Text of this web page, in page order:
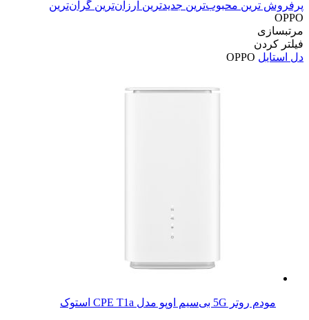
پرفروش ترین محبوب‌ترین جدیدترین ارزان‌ترین گران‌ترین
OPPO
مرتبسازی
فیلتر کردن
دل استایل OPPO
مودم روتر 5G بی‌سیم اوپو مدل CPE T1a استوک